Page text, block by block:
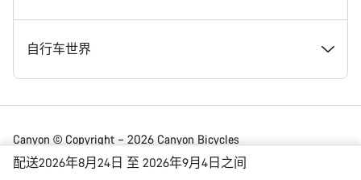
配送2026年8月24日 至 2026年9月4日之间
条款和条件
法律披露
数据保护声明
Canyon Home Koblenz
会员礼遇
Canyon App
现货自行车
找到您的 Canyon 尺寸
自行车对比
支持中心
服务网点
送货
自行车世界
公路车
砾石车
Canyon © Copyright – 2026 Canyon Bicycles
GmbH – 保留所有权利